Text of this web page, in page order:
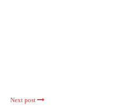
Next post